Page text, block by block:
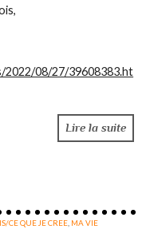
2022/08/27/39608383.ht
Lire la suite
CE QUE JE CREE MA VIE